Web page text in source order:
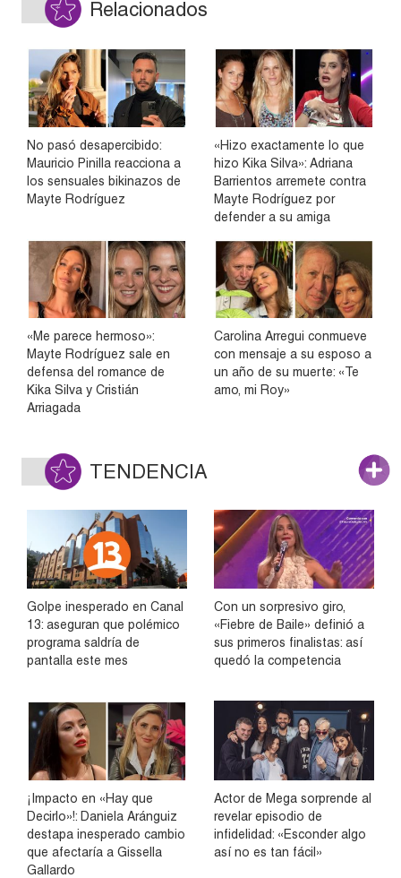
Relacionados
No pasó desapercibido:
Mauricio Pinilla reacciona a
los sensuales bikinazos de
Mayte Rodríguez
«Hizo exactamente lo que
hizo Kika Silva»: Adriana
Barrientos arremete contra
Mayte Rodríguez por
defender a su amiga
«Me parece hermoso»:
Mayte Rodríguez sale en
defensa del romance de
Kika Silva y Cristián
Arriagada
Carolina Arregui conmueve
con mensaje a su esposo a
un año de su muerte: «Te
amo, mi Roy»
TENDENCIA
Golpe inesperado en Canal
13: aseguran que polémico
programa saldría de
pantalla este mes
Con un sorpresivo giro,
«Fiebre de Baile» definió a
sus primeros finalistas: así
quedó la competencia
¡Impacto en «Hay que
Decirlo»!: Daniela Aránguiz
destapa inesperado cambio
que afectaría a Gissella
Gallardo
Actor de Mega sorprende al
revelar episodio de
infidelidad: «Esconder algo
así no es tan fácil»